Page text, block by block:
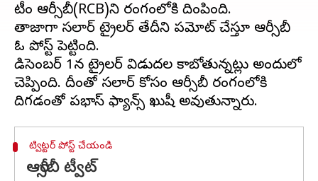
టీం ఆర్సీబీ(RCB)ని రంగంలోకి దింపింది.
తాజాగా సలార్ ట్రైలర్‌ తేదీని ప్రమోట్ చేస్తూ ఆర్సీబీ
ఓ పోస్ట్ పెట్టింది.
డిసెంబర్ 1న ట్రైలర్ విడుదల కాబోతున్నట్లు అందులో
చెప్పింది. దీంతో సలార్ కోసం ఆర్సీబీ రంగంలోకి
ట్విట్టర్ పోస్ట్ చేయండి
ఆర్సీబీ ట్వీట్